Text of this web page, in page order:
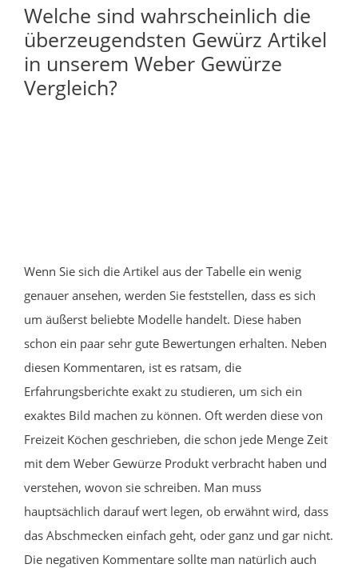
Welche sind wahrscheinlich die
überzeugendsten Gewürz Artikel
in unserem Weber Gewürze
Vergleich?
Wenn Sie sich die Artikel aus der Tabelle ein wenig
genauer ansehen, werden Sie feststellen, dass es sich
um äußerst beliebte Modelle handelt. Diese haben
schon ein paar sehr gute Bewertungen erhalten. Neben
diesen Kommentaren, ist es ratsam, die
Erfahrungsberichte exakt zu studieren, um sich ein
exaktes Bild machen zu können. Oft werden diese von
Freizeit Köchen geschrieben, die schon jede Menge Zeit
mit dem Weber Gewürze Produkt verbracht haben und
verstehen, wovon sie schreiben. Man muss
hauptsächlich darauf wert legen, ob erwähnt wird, dass
das Abschmecken einfach geht, oder ganz und gar nicht.
Die negativen Kommentare sollte man natürlich auch